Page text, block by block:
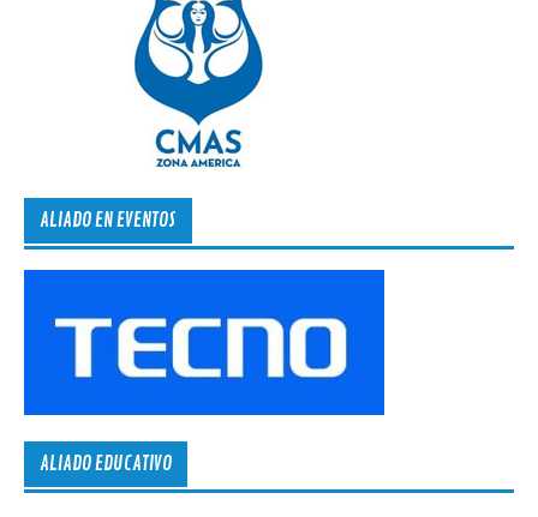
ALIADO EN EVENTOS
ALIADO EDUCATIVO